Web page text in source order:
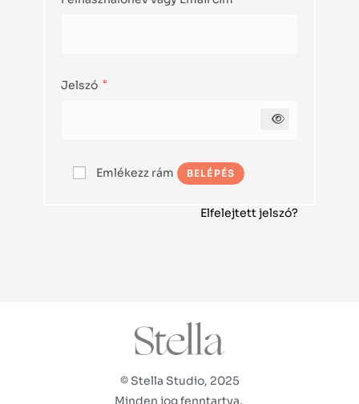
Jelszó *
Emlékezz rám BELÉPÉS
Elfelejtett jelszó?
© Stella Studio, 2025